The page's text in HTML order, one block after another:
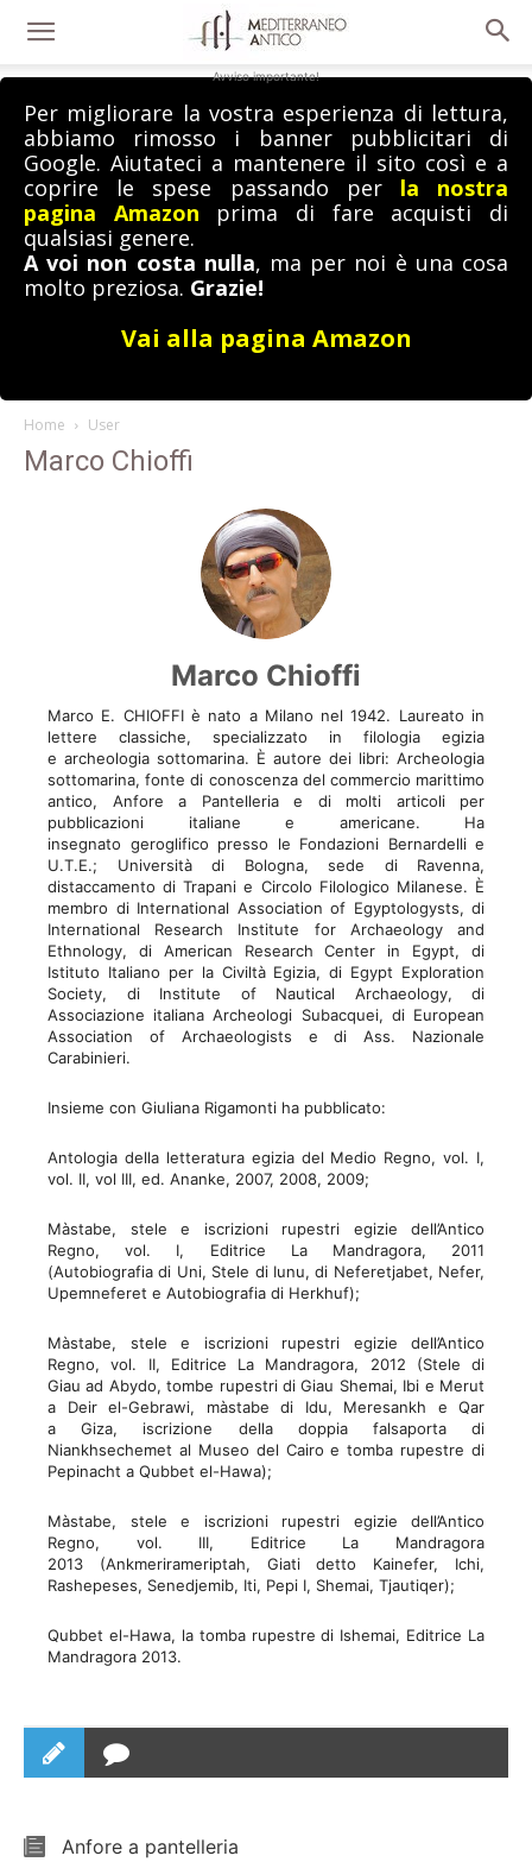
Avviso importante!
Per migliorare la vostra esperienza di lettura,
abbiamo rimosso i banner pubblicitari di
Google. Aiutateci a mantenere il sito così e a
coprire le spese passando per la nostra
pagina Amazon prima di fare acquisti di
qualsiasi genere.
A voi non costa nulla, ma per noi è una cosa
molto preziosa. Grazie!
Vai alla pagina Amazon
Home User
Marco Chioffi
Marco Chioffi
Marco E. CHIOFFI è nato a Milano nel 1942. Laureato in
lettere classiche, specializzato in filologia egizia
e archeologia sottomarina. È autore dei libri: Archeologia
sottomarina, fonte di conoscenza del commercio marittimo
antico, Anfore a Pantelleria e di molti articoli per
pubblicazioni italiane e americane. Ha
insegnato geroglifico presso le Fondazioni Bernardelli e
U.T.E.; Università di Bologna, sede di Ravenna,
distaccamento di Trapani e Circolo Filologico Milanese. È
membro di International Association of Egyptologysts, di
International Research Institute for Archaeology and
Ethnology, di American Research Center in Egypt, di
Istituto Italiano per la Civiltà Egizia, di Egypt Exploration
Society, di Institute of Nautical Archaeology, di
Associazione italiana Archeologi Subacquei, di European
Association of Archaeologists e di Ass. Nazionale
Carabinieri.
Insieme con Giuliana Rigamonti ha pubblicato:
Antologia della letteratura egizia del Medio Regno, vol. I,
vol. II, vol III, ed. Ananke, 2007, 2008, 2009;
Màstabe, stele e iscrizioni rupestri egizie dell’Antico
Regno, vol. I, Editrice La Mandragora, 2011
(Autobiografia di Uni, Stele di Iunu, di Neferetjabet, Nefer,
Upemneferet e Autobiografia di Herkhuf);
Màstabe, stele e iscrizioni rupestri egizie dell’Antico
Regno, vol. II, Editrice La Mandragora, 2012 (Stele di
Giau ad Abydo, tombe rupestri di Giau Shemai, Ibi e Merut
a Deir el-Gebrawi, màstabe di Idu, Meresankh e Qar
a Giza, iscrizione della doppia falsaporta di
Niankhsechemet al Museo del Cairo e tomba rupestre di
Pepinacht a Qubbet el-Hawa);
Màstabe, stele e iscrizioni rupestri egizie dell’Antico
Regno, vol. III, Editrice La Mandragora
2013 (Ankmerirameriptah, Giati detto Kainefer, Ichi,
Rashepeses, Senedjemib, Iti, Pepi I, Shemai, Tjautiqer);
Qubbet el-Hawa, la tomba rupestre di Ishemai, Editrice La
Mandragora 2013.
Anfore a pantelleria